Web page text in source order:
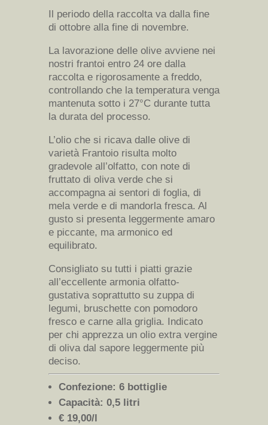
Il periodo della raccolta va dalla fine
di ottobre alla fine di novembre.
La lavorazione delle olive avviene nei
nostri frantoi entro 24 ore dalla
raccolta e rigorosamente a freddo,
controllando che la temperatura venga
mantenuta sotto i 27°C durante tutta
la durata del processo.
L’olio che si ricava dalle olive di
varietà Frantoio risulta molto
gradevole all’olfatto, con note di
fruttato di oliva verde che si
accompagna ai sentori di foglia, di
mela verde e di mandorla fresca. Al
gusto si presenta leggermente amaro
e piccante, ma armonico ed
equilibrato.
Consigliato su tutti i piatti grazie
all’eccellente armonia olfatto-
gustativa soprattutto su zuppa di
legumi, bruschette con pomodoro
fresco e carne alla griglia. Indicato
per chi apprezza un olio extra vergine
di oliva dal sapore leggermente più
deciso.
Confezione: 6 bottiglie
Capacità: 0,5 litri
€ 19,00/l